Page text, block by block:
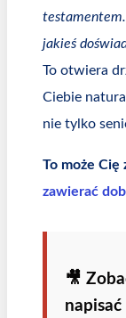
jakieś
To otwiera
Ciebie
nie tylko
To może Cię
zawierać
🎥